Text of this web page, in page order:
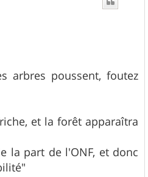
arbres poussent, foutez
et la forêt apparaîtra
la part de l'ONF, et donc